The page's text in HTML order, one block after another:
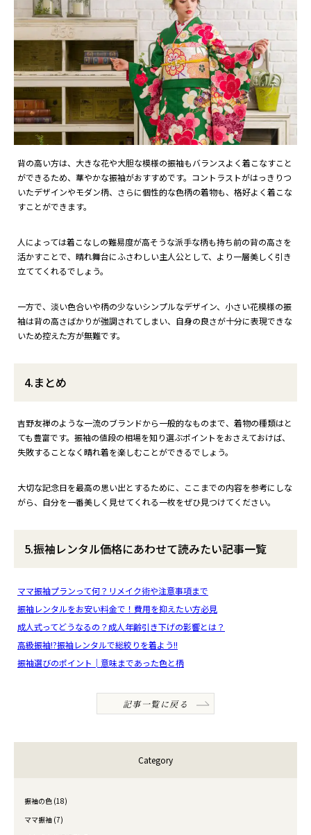
背の高い方は、大きな花や大胆な模様の振袖もバランスよく着こなすこと
ができるため、華やかな振袖がおすすめです。コントラストがはっきりつ
いたデザインやモダン柄、さらに個性的な色柄の着物も、格好よく着こな
すことができます。
人によっては着こなしの難易度が高そうな派手な柄も持ち前の背の高さを
活かすことで、晴れ舞台にふさわしい主人公として、より一層美しく引き
立ててくれるでしょう。
一方で、淡い色合いや柄の少ないシンプルなデザイン、小さい花模様の振
袖は背の高さばかりが強調されてしまい、自身の良さが十分に表現できな
いため控えた方が無難です。
4.まとめ
吉野友禅のような一流のブランドから一般的なものまで、着物の種類はと
ても豊富です。振袖の値段の相場を知り選ぶポイントをおさえておけば、
失敗することなく晴れ着を楽しむことができるでしょう。
大切な記念日を最高の思い出とするために、ここまでの内容を参考にしな
がら、自分を一番美しく見せてくれる一枚をぜひ見つけてください。
5.振袖レンタル価格にあわせて読みたい記事一覧
ママ振袖プランって何？リメイク術や注意事項まで
振袖レンタルをお安い料金で！費用を抑えたい方必見
成人式ってどうなるの？成人年齢引き下げの影響とは？
高級振袖!?振袖レンタルで総絞りを着よう!!
振袖選びのポイント│意味まであった色と柄
Category
振袖の色 (18)
ママ振袖 (7)
記事一覧に戻る